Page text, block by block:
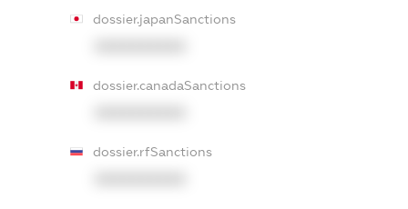
dossier.japanSanctions
dossier.canadaSanctions
dossier.rfSanctions